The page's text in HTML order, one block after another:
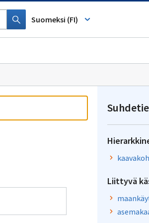
Tyhjennä
haku
Suomeksi (FI)
Liittyvä